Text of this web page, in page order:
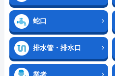
蛇口
排水管・排水口